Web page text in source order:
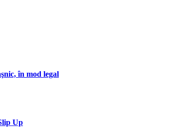
în mod legal
Up